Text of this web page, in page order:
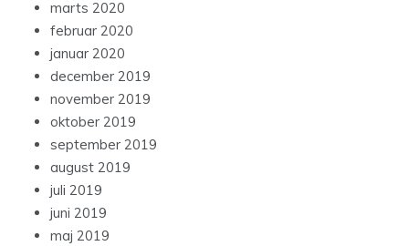
marts 2020
februar 2020
januar 2020
december 2019
november 2019
oktober 2019
september 2019
august 2019
juli 2019
juni 2019
maj 2019